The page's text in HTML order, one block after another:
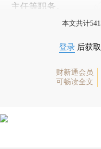
主任等职务。
本文共计
登录 后获
财新通会员
可畅读全文